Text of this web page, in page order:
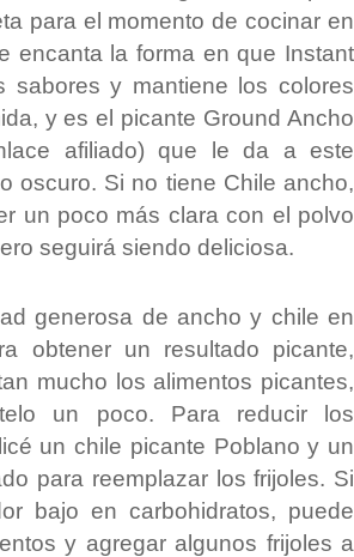
para el momento de cocinar en
encanta la forma en que Instant
sabores y mantiene los colores
y es el picante Ground Ancho
afiliado) que le da a este
oscuro. Si no tiene Chile ancho,
un poco más clara con el polvo
seguirá siendo deliciosa.
generosa de ancho y chile en
obtener un resultado picante,
mucho los alimentos picantes,
un poco. Para reducir los
un chile picante Poblano y un
para reemplazar los frijoles. Si
bajo en carbohidratos, puede
y agregar algunos frijoles a